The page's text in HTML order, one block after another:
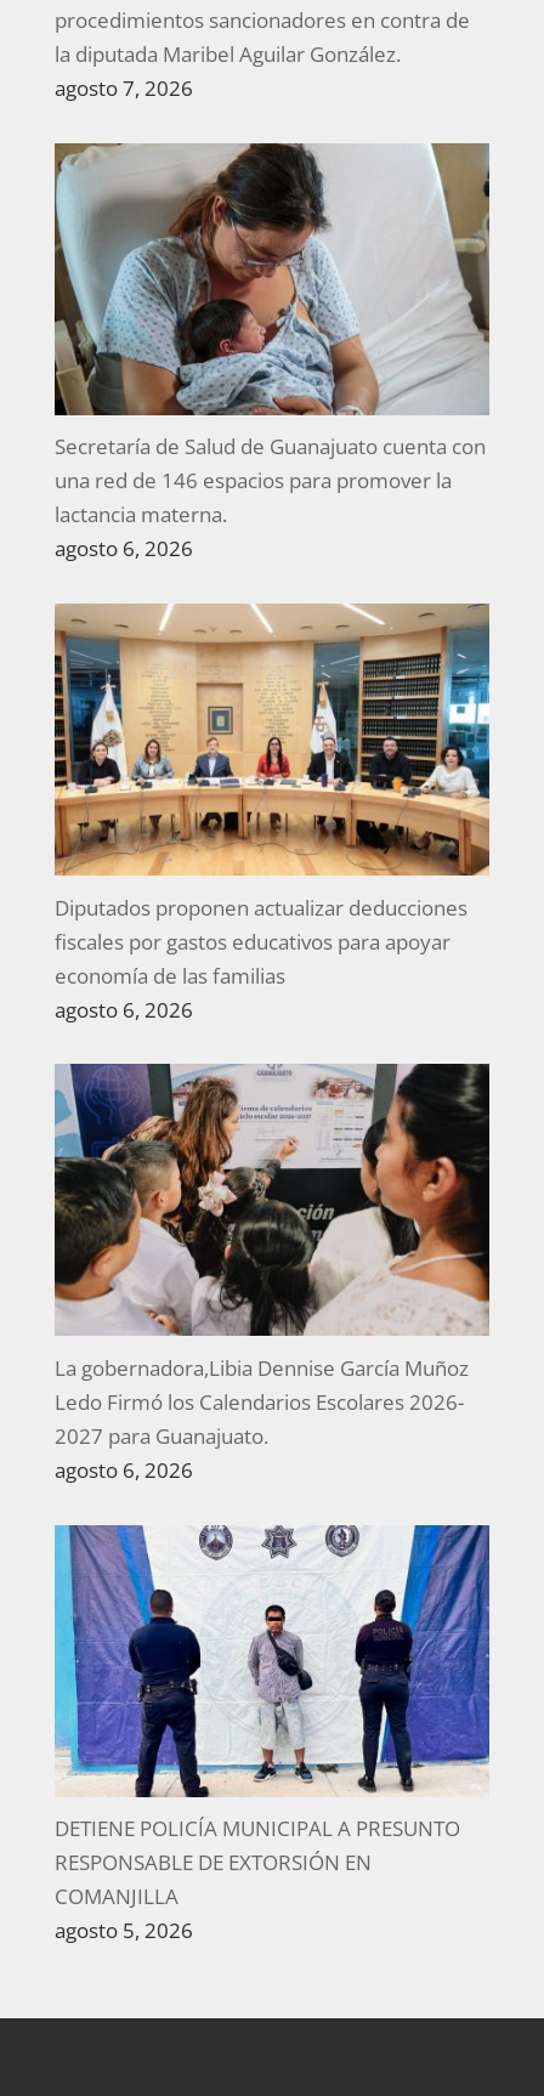
procedimientos sancionadores en contra de
la diputada Maribel Aguilar González.
agosto 7, 2026
Secretaría de Salud de Guanajuato cuenta con
una red de 146 espacios para promover la
lactancia materna.
agosto 6, 2026
Diputados proponen actualizar deducciones
fiscales por gastos educativos para apoyar
economía de las familias
agosto 6, 2026
La gobernadora,Libia Dennise García Muñoz
Ledo Firmó los Calendarios Escolares 2026-
2027 para Guanajuato.
agosto 6, 2026
DETIENE POLICÍA MUNICIPAL A PRESUNTO
RESPONSABLE DE EXTORSIÓN EN
COMANJILLA
agosto 5, 2026